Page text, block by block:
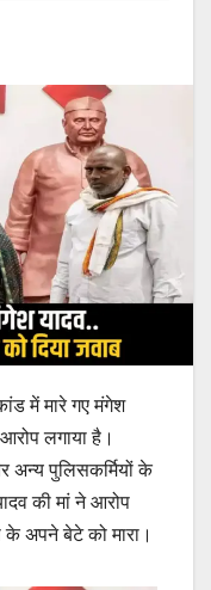
में मारे गए मंगेश
लगाया है।
पुलिसकर्मियों के
की मां ने आरोप
के अपने बेटे को मारा।